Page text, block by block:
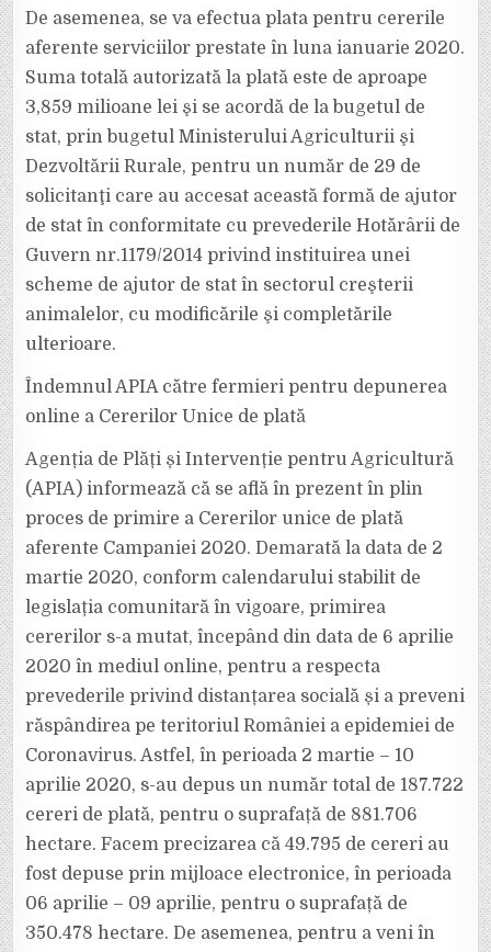
De asemenea, se va efectua plata pentru cererile
aferente serviciilor prestate în luna ianuarie 2020.
Suma totală autorizată la plată este de aproape
3,859 milioane lei şi se acordă de la bugetul de
stat, prin bugetul Ministerului Agriculturii şi
Dezvoltării Rurale, pentru un număr de 29 de
solicitanţi care au accesat această formă de ajutor
de stat în conformitate cu prevederile Hotărârii de
Guvern nr.1179/2014 privind instituirea unei
scheme de ajutor de stat în sectorul creşterii
animalelor, cu modificările şi completările
ulterioare.
Îndemnul APIA către fermieri pentru depunerea
online a Cererilor Unice de plată
Agenția de Plăți și Intervenție pentru Agricultură
(APIA) informează că se află în prezent în plin
proces de primire a Cererilor unice de plată
aferente Campaniei 2020. Demarată la data de 2
martie 2020, conform calendarului stabilit de
legislația comunitară în vigoare, primirea
cererilor s-a mutat, începând din data de 6 aprilie
2020 în mediul online, pentru a respecta
prevederile privind distanțarea socială și a preveni
răspândirea pe teritoriul României a epidemiei de
Coronavirus. Astfel, în perioada 2 martie – 10
aprilie 2020, s-au depus un număr total de 187.722
cereri de plată, pentru o suprafață de 881.706
hectare. Facem precizarea că 49.795 de cereri au
fost depuse prin mijloace electronice, în perioada
06 aprilie – 09 aprilie, pentru o suprafață de
350.478 hectare. De asemenea, pentru a veni în